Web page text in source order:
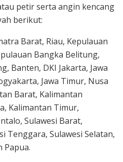
petir serta angin kencang
berikut:
Barat, Riau, Kepulauan
Bangka Belitung,
Banten, DKI Jakarta, Jawa
Jawa Timur, Nusa
Barat, Kalimantan
Kalimantan Timur,
Sulawesi Barat,
Tenggara, Sulawesi Selatan,
Papua.